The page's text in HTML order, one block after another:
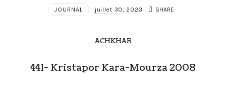
JOURNAL juillet 30, 2023 SHARE
ACHKHAR
441- Kristapor Kara-Mourza 2008